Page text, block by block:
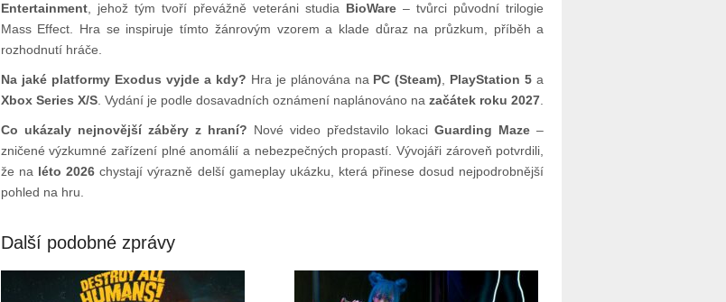
Entertainment, jehož tým tvoří převážně veteráni studia BioWare – tvůrci původní trilogie
Mass Effect. Hra se inspiruje tímto žánrovým vzorem a klade důraz na průzkum, příběh a
rozhodnutí hráče.
Na jaké platformy Exodus vyjde a kdy? Hra je plánována na PC (Steam), PlayStation 5 a
Xbox Series X/S. Vydání je podle dosavadních oznámení naplánováno na začátek roku 2027.
Co ukázaly nejnovější záběry z hraní? Nové video představilo lokaciGuarding Maze –
zničené výzkumné zařízení plné anomálií a nebezpečných propastí. Vývojáři zároveň potvrdili,
že na léto 2026 chystají výrazně delší gameplay ukázku, která přinese dosud nejpodrobnější
pohled na hru.
Další podobné zprávy